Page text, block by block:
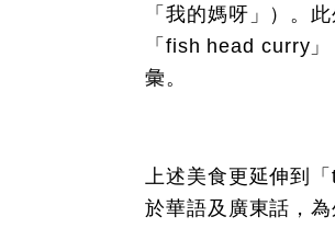
「我的媽呀」）。
「fish head curry
彙。
上述美食更延伸到
於華語及廣東話，